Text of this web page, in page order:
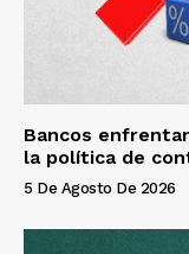
Bancos
la política de
5 De Agosto De 2026